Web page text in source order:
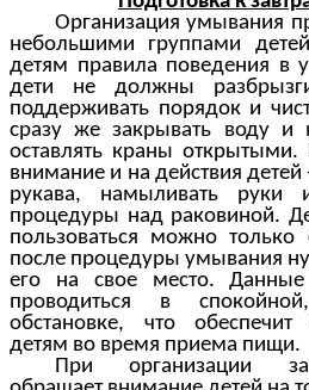
Организация умывания
небольшими группами
детям правила поведения в
дети не должны
поддерживать порядок и
сразу же закрывать воду
оставлять краны открытыми.
внимание и на действия
рукава, намыливать руки
процедуры над раковиной.
пользоваться можно
после процедуры умывания
его на свое место.
проводиться в
обстановке, что
детям во время приема пищи.
При организации